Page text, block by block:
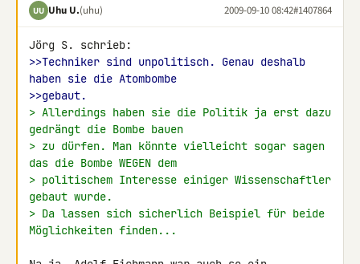
UU Uhu U.(uhu) 2009-09-10 08:42#1407864
>>Techniker sind unpolitisch. Genau deshalb
haben sie die Atombombe
>>gebaut.
> Allerdings haben sie die Politik ja erst dazu
gedrängt die Bombe bauen
> zu dürfen. Man könnte vielleicht sogar sagen
das die Bombe WEGEN dem
> politischem Interesse einiger Wissenschaftler
gebaut wurde.
> Da lassen sich sicherlich Beispiel für beide
Möglichkeiten finden...